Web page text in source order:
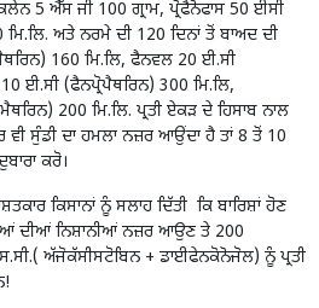
5 ਐੱਸ ਜੀ 100 ਗ੍ਰਾਮ, ਪ੍ਰੋਫੈਨੋਫਾਸ 50 ਈਸੀ
ਅਤੇ ਨਰਮੇ ਦੀ 120 ਦਿਨਾਂ ਤੋਂ ਬਾਅਦ ਦੀ
160 ਮਿ.ਲਿ, ਫੈਨਵਲ 20 ਈ.ਸੀ
ਈ.ਸੀ (ਫੈਨਪ੍ਰੋਪੈਥਰਿਨ) 300 ਮਿ.ਲਿ,
200 ਮਿ.ਲਿ. ਪ੍ਰਤੀ ਏਕੜ ਦੇ ਹਿਸਾਬ ਨਾਲ
ਵੀ ਸੁੰਡੀ ਦਾ ਹਮਲਾ ਨਜ਼ਰ ਆਉਂਦਾ ਹੈ ਤਾਂ 8 ਤੋਂ 10
ਕਰੋ।
ਕਿਸਾਨਾਂ ਨੂੰ ਸਲਾਹ ਦਿੱਤੀ ਕਿ ਬਾਰਿਸ਼ਾਂ ਹੋਣ
ਦੀਆਂ ਨਿਸ਼ਾਨੀਆਂ ਨਜ਼ਰ ਆਉਣ ਤੇ 200
ਅੱਜੋਕੱਸੀਸਟੋਬਿਨ + ਡਾਈਫੇਨਕੋਨੋਜੋਲ) ਨੂੰ ਪ੍ਰਤੀ